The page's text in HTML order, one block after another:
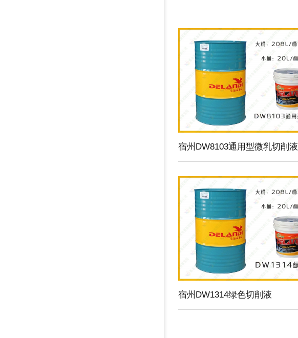
宿州DW8103通用型微乳切削液
宿州DW1314绿色切削液